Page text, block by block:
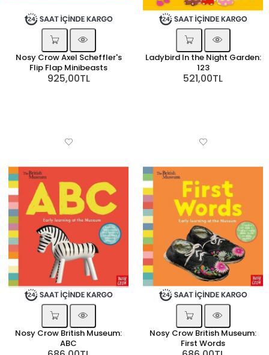
Nosy Crow Axel Scheffler's
Flip Flap Minibeasts
925,00TL
Ladybird In the Night Garden:
123
521,00TL
Nosy Crow British Museum:
ABC
Nosy Crow British Museum:
First Words